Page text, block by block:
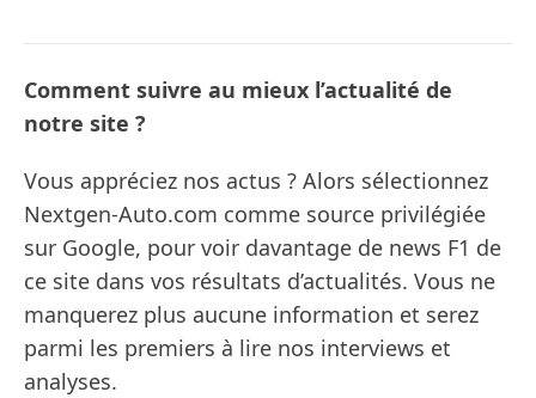
Comment suivre au mieux l’actualité de
notre site ?
Vous appréciez nos actus ? Alors sélectionnez
Nextgen-Auto.com comme source privilégiée
sur Google, pour voir davantage de news F1 de
ce site dans vos résultats d’actualités. Vous ne
manquerez plus aucune information et serez
parmi les premiers à lire nos interviews et
analyses.